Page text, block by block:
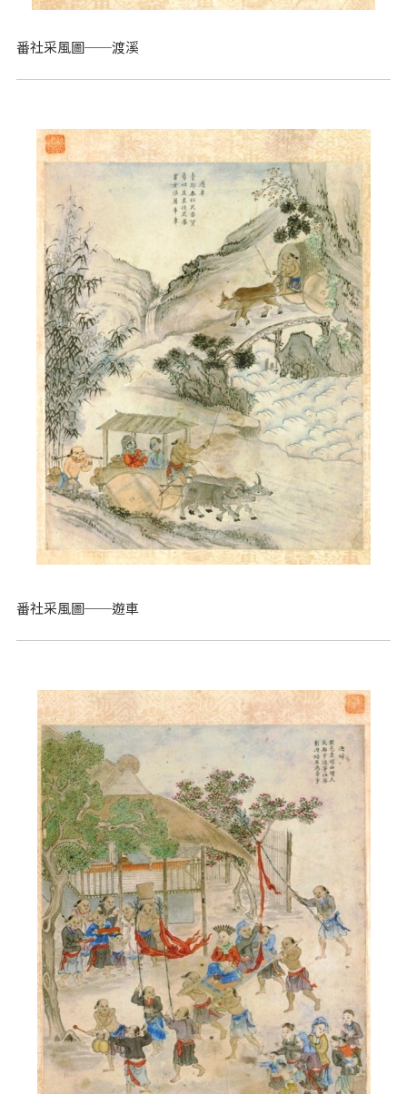
番社采風圖──渡溪
番社采風圖──遊車